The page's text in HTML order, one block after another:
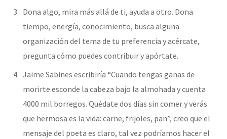
Dona algo, mira más allá de ti, ayuda a otro. Dona
tiempo, energía, conocimiento, busca alguna
organización del tema de tu preferencia y acércate,
pregunta cómo puedes contribuir y apórtate.
Jaime Sabines escribiría “Cuando tengas ganas de
morirte esconde la cabeza bajo la almohada y cuenta
4000 mil borregos. Quédate dos días sin comer y verás
que hermosa es la vida: carne, frijoles, pan”, creo que el
mensaje del poeta es claro, tal vez podríamos hacer el